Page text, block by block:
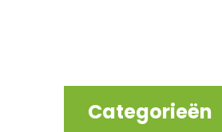
Categorieën